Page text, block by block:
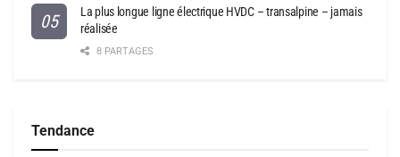
La plus longue ligne électrique HVDC – transalpine – jamais
réalisée
8 PARTAGES
Tendance